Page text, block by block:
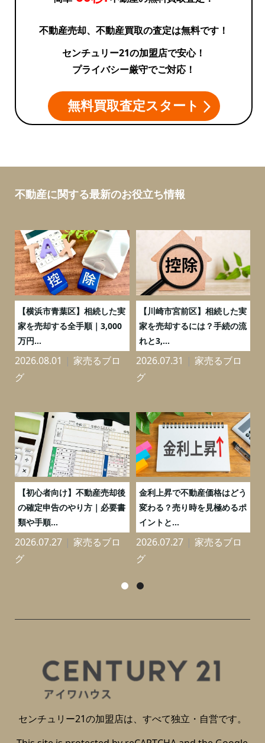
不動産売却、不動産買取の査定は無料です！
センチュリー21の加盟店で安心！
プライバシー厳守でご対応！
無料買取査定スタート
不動産に関する最新のお役立ち情報
【横浜市青葉区】相続した実
家を売却する全手順｜3,000
万円...
2026.08.01
家売るブロ
グ
【川崎市宮前区】相続した実
家を売却するには？手続の流
れと3,...
2026.07.31
家売るブロ
グ
【初心者向け】不動産売却後
の確定申告のやり方｜必要書
類や手順...
2026.07.27
家売るブロ
グ
金利上昇で不動産価格はどう
変わる？売り時を見極めるポ
イントと...
2026.07.27
家売るブロ
グ
センチュリー21の加盟店は、すべて独立・自営です。